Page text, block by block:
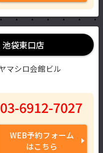
池袋東口店
マシロ会館ビル
03-6912-7027
WEB予約フォーム
はこちら